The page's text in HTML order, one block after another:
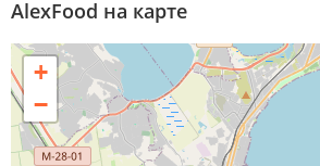
AlexFood на карте
+
−